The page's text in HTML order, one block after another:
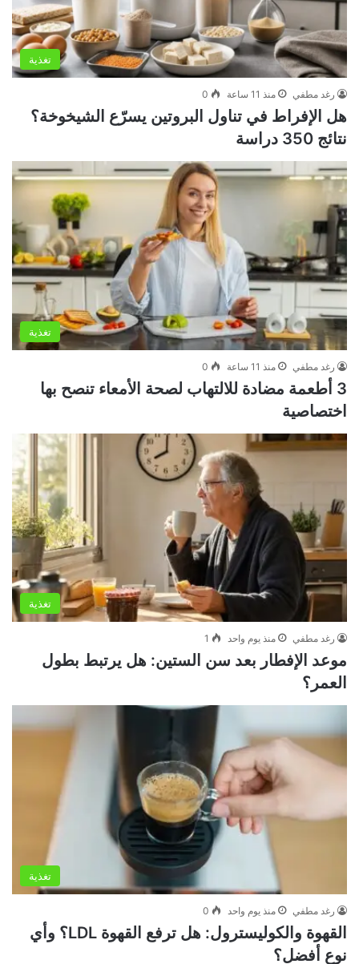
تغذية
رغد مطفي منذ 11 ساعة 0
هل الإفراط في تناول البروتين يسرّع الشيخوخة؟
نتائج 350 دراسة
تغذية
رغد مطفي منذ 11 ساعة 0
3 أطعمة مضادة للالتهاب لصحة الأمعاء تنصح بها
اختصاصية
تغذية
رغد مطفي منذ يوم واحد 1
موعد الإفطار بعد سن الستين: هل يرتبط بطول
العمر؟
تغذية
رغد مطفي منذ يوم واحد 0
القهوة والكوليسترول: هل ترفع القهوة LDL؟ وأي
نوع أفضل؟